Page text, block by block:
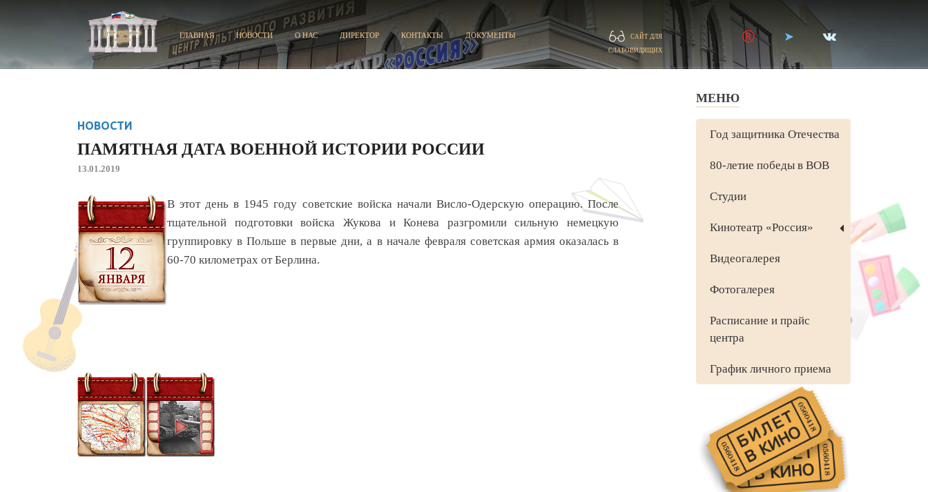
САЙТ ДЛЯ
СЛАБОВИДЯЩИХ
ГЛАВНАЯ НОВОСТИ О НАС ДИРЕКТОР КОНТАКТЫ ДОКУМЕНТЫ
НОВОСТИ
ПАМЯТНАЯ ДАТА ВОЕННОЙ ИСТОРИИ РОССИИ
13.01.2019
В этот день в 1945 году советские войска начали Висло-Одерскую операцию. После
тщательной подготовки войска Жукова и Конева разгромили сильную немецкую
группировку в Польше в первые дни, а в начале февраля советская армия оказалась в
60-70 километрах от Берлина.
МЕНЮ
Год защитника Отечества
80-летие победы в ВОВ
Студии
Кинотеатр «Россия»
Видеогалерея
Фотогалерея
Расписание и прайс
центра
График личного приема